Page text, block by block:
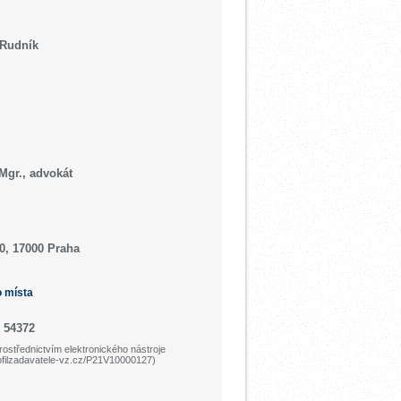
advokát
17000 Praha
místa
elektronického nástroje
vz.cz/P21V10000127)